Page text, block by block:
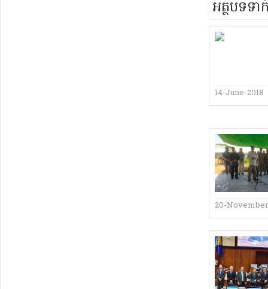
អត្ថបទទ
14-June-2018
20-